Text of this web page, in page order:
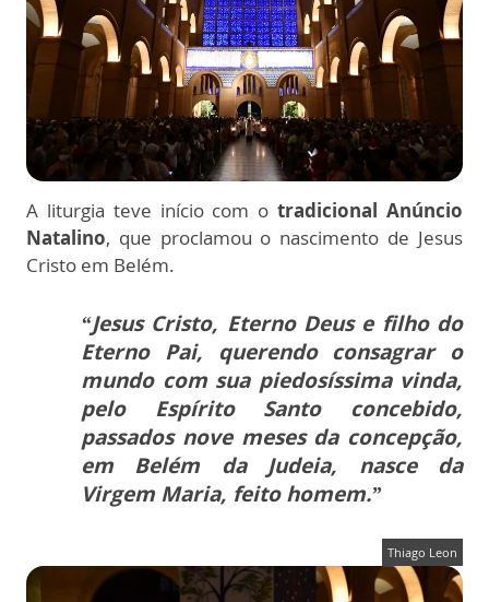
A liturgia teve início com o tradicional Anúncio
Natalino, que proclamou o nascimento de Jesus
Cristo em Belém.
“Jesus Cristo, Eterno Deus e filho do
Eterno Pai, querendo consagrar o
mundo com sua piedosíssima vinda,
pelo Espírito Santo concebido,
passados nove meses da concepção,
em Belém da Judeia, nasce da
Virgem Maria, feito homem.”
Thiago Leon